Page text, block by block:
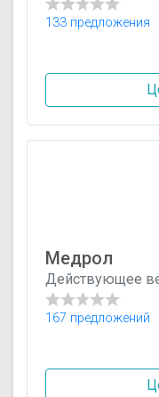
133 предложения
Медрол
Действующее
167 предложений